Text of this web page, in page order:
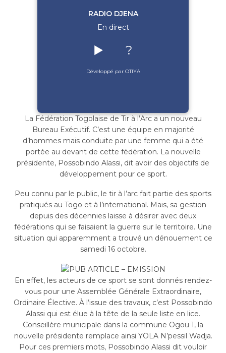
RADIO DJENA
En direct
▶️ ?
Développé par OTIYA
La Fédération Togolaise de Tir à l’Arc a un nouveau
Bureau Exécutif. C’est une équipe en majorité
d’hommes mais conduite par une femme qui a été
portée au devant de cette fédération. La nouvelle
présidente, Possobindo Alassi, dit avoir des objectifs de
développement pour ce sport.
Peu connu par le public, le tir à l’arc fait partie des sports
pratiqués au Togo et à l’international. Mais, sa gestion
depuis des décennies laisse à désirer avec deux
fédérations qui se faisaient la guerre sur le territoire. Une
situation qui apparemment a trouvé un dénouement ce
samedi 16 octobre.
En effet, les acteurs de ce sport se sont donnés rendez-
vous pour une Assemblée Générale Extraordinaire,
Ordinaire Élective. À l’issue des travaux, c’est Possobindo
Alassi qui est élue à la tête de la seule liste en lice.
Conseillère municipale dans la commune Ogou 1, la
nouvelle présidente remplace ainsi YOLA N’pessil Wadja.
Pour ces premiers mots, Possobindo Alassi dit vouloir